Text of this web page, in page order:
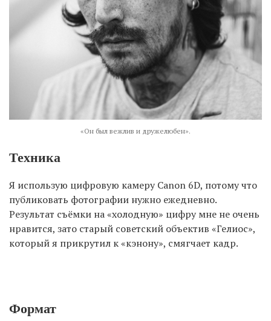
«Он был вежлив и дружелюбен».
Техника
Я использую цифровую камеру Canon 6D, потому что
публиковать фотографии нужно ежедневно.
Результат съёмки на «холодную» цифру мне не очень
нравится, зато старый советский объектив «Гелиос»,
который я прикрутил к «кэнону», смягчает кадр.
Формат